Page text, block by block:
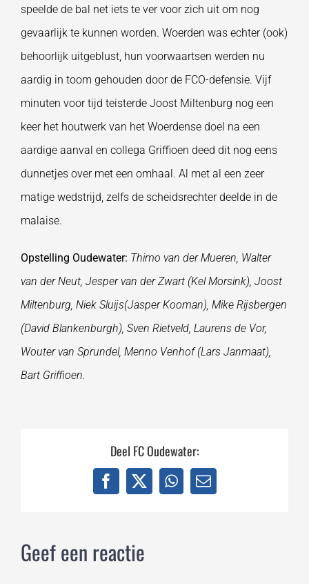
speelde de bal net iets te ver voor zich uit om nog
gevaarlijk te kunnen worden. Woerden was echter (ook)
behoorlijk uitgeblust, hun voorwaartsen werden nu
aardig in toom gehouden door de FCO-defensie. Vijf
minuten voor tijd teisterde Joost Miltenburg nog een
keer het houtwerk van het Woerdense doel na een
aardige aanval en collega Griffioen deed dit nog eens
dunnetjes over met een omhaal. Al met al een zeer
matige wedstrijd, zelfs de scheidsrechter deelde in de
malaise.
Opstelling Oudewater: Thimo van der Mueren, Walter
van der Neut, Jesper van der Zwart (Kel Morsink), Joost
Miltenburg, Niek Sluijs(Jasper Kooman), Mike Rijsbergen
(David Blankenburgh), Sven Rietveld, Laurens de Vor,
Wouter van Sprundel, Menno Venhof (Lars Janmaat),
Bart Griffioen.
Deel FC Oudewater:
Facebook
X WhatsApp
E-
Geef een reactie